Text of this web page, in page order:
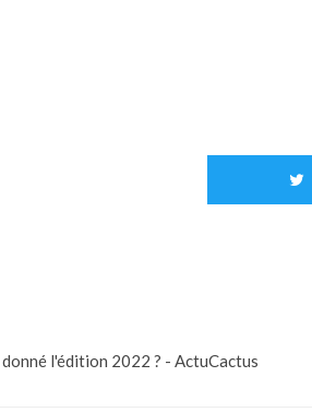
l'édition 2022 ? - ActuCactus